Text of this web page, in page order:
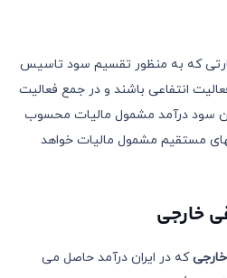
که به منظور تقسیم سود تاسیس
انتفاعی باشند و در جمع فعالیت
سود درآمد مشمول مالیات محسوب
قانون مالیاتهای مستقیم مشمول مالیات خواهد
خارجی
که در ایران درآمد حاصل می